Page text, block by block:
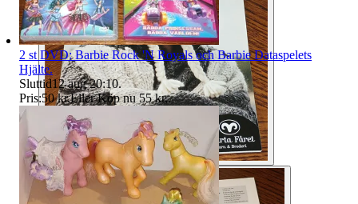
2 st DVD: Barbie Rock 'N Royals och Barbie Dataspelets
Hjälte.
Sluttid12 aug 20:10.
Pris:50 kr,Eller Köp nu 55 kr,.